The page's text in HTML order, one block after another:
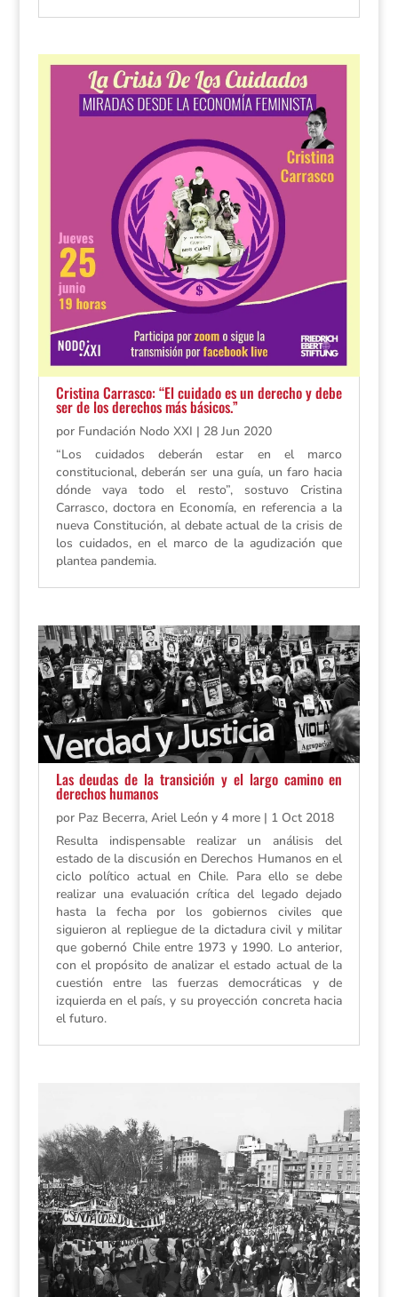
Cristina Carrasco: “El cuidado es un derecho y debe
ser de los derechos más básicos.”
por Fundación Nodo XXI | 28 Jun 2020
“Los cuidados deberán estar en el marco
constitucional, deberán ser una guía, un faro hacia
dónde vaya todo el resto”, sostuvo Cristina
Carrasco, doctora en Economía, en referencia a la
nueva Constitución, al debate actual de la crisis de
los cuidados, en el marco de la agudización que
plantea pandemia.
Las deudas de la transición y el largo camino en
derechos humanos
por Paz Becerra, Ariel León y 4 more| 1 Oct 2018
Resulta indispensable realizar un análisis del
estado de la discusión en Derechos Humanos en el
ciclo político actual en Chile. Para ello se debe
realizar una evaluación crítica del legado dejado
hasta la fecha por los gobiernos civiles que
siguieron al repliegue de la dictadura civil y militar
que gobernó Chile entre 1973 y 1990. Lo anterior,
con el propósito de analizar el estado actual de la
cuestión entre las fuerzas democráticas y de
izquierda en el país, y su proyección concreta hacia
el futuro.